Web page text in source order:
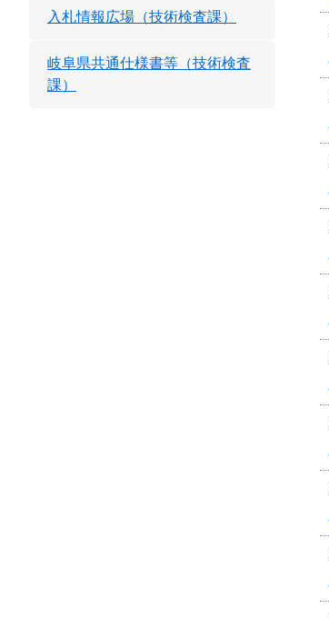
入札情報広場（技術検査課）
岐阜県共通仕様書等（技術検査
課）